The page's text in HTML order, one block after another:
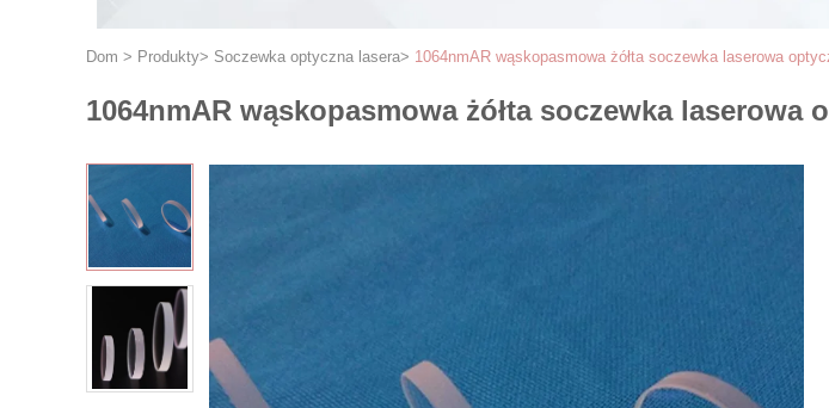
Dom > Produkty> Soczewka optyczna lasera> 1064nmAR wąskopasmowa żółta soczewka laserowa
1064nmAR wąskopasmowa żółta soczewka laserowa